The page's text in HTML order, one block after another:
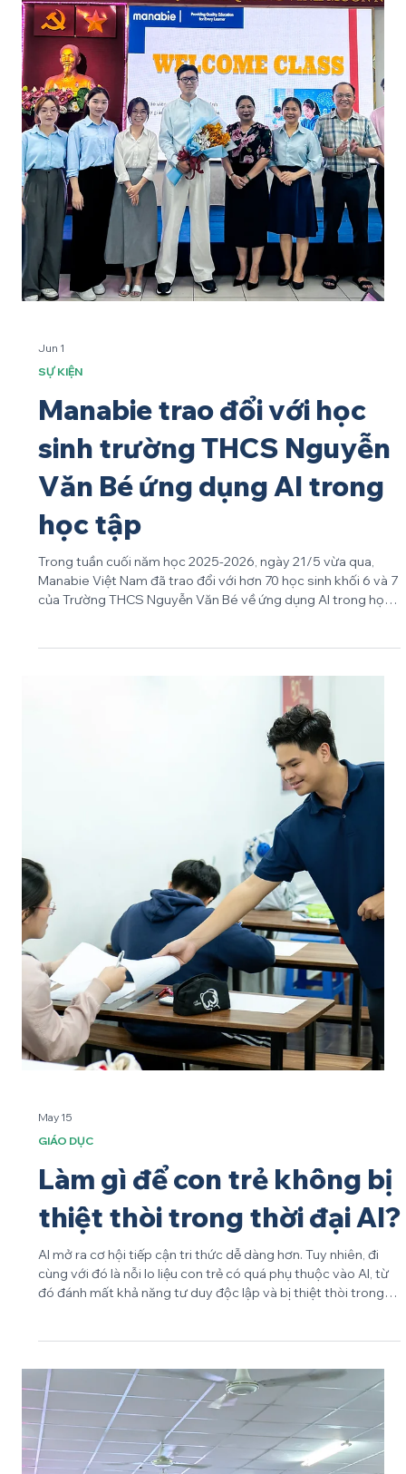
hình hộ kinh doanh hay chuyển đổi sang công ty đang trở
thành mối quan tâm của nhiều nhà quản lý giáo dục. Trong
bối cảnh yêu cầu tuân thủ ngày càng cao, không ít chủ cơ sở
giáo d
Jun 1
SỰ KIỆN
Manabie trao đổi với học
sinh trường THCS Nguyễn
Văn Bé ứng dụng AI trong
Trong tuần cuối năm học 2025-2026, ngày 21/5 vừa qua,
Manabie Việt Nam đã trao đổi với hơn 70 học sinh khối 6 và 7
của Trường THCS Nguyễn Văn Bé về ứng dụng AI trong học
tập. Đại diện Manabie trong buổi trao đổi với học sinh khối 6-
7 tại trường THCS Nguyễn Văn Bé Hoạt động giúp các em
học sinh tìm hiểu về AI, tiếp cận AI một cách trực quan, thực
tiễn và phù hợp với lứa tuổi. Thông qua các hoạt động tương
tác và thực hành, các em được tìm hiểu khái niệm AI, các
nhóm AI phổ biế
May 15
GIÁO DỤC
Làm gì để con trẻ không bị
thiệt thòi trong thời đại AI?